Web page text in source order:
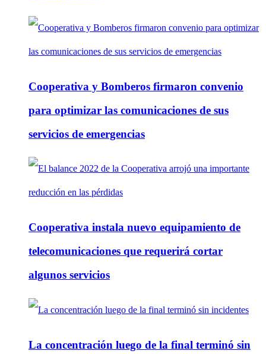
Cooperativa y Bomberos firmaron convenio
para optimizar las comunicaciones de sus
servicios de emergencias
Cooperativa instala nuevo equipamiento de
telecomunicaciones que requerirá cortar
algunos servicios
La concentración luego de la final terminó sin